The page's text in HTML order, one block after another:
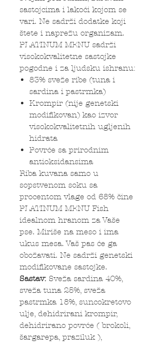
sastojcima i lakoći kojom se
vari. Ne sadrži dodatke koji
štete i naprežu organizam.
PLATINUM MENU sadrži
visokokvalitetne sastojke
pogodne i za ljudsku ishranu:
83% sveže ribe (tuna i
sardina i pastrmka)
Krompir (nije genetski
modifikovan) kao izvor
visokokvalitetnih ugljenih
hidrata
Povrće sa prirodnim
antioksidansima
Riba kuvana samo u
sopstvenom soku sa
procentom vlage od 68% čine
PLATINUM MENU Fish
idealnom hranom za Vaše
pse. Miriše na meso i ima
ukus mesa. Vaš pas će ga
obožavati. Ne sadrži genetski
modifikovane sastojke.
Sastav: Sveža sardina 40%,
sveža tuna 25%, sveža
pastrmka 18%, suncokretovo
ulje, dehidrirani krompir,
dehidrirano povrće ( brokoli,
šargarepa, praziluk ),